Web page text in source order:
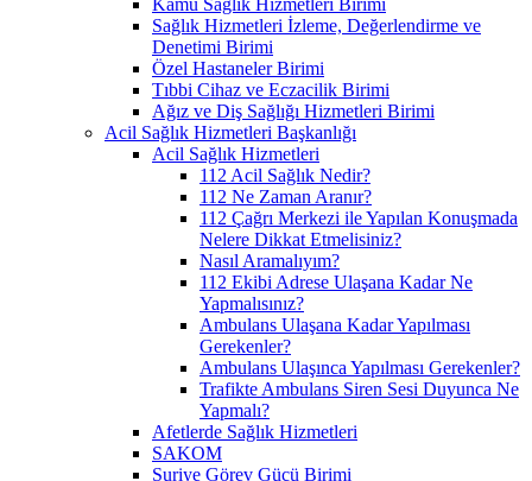
Sağlık Hizmetleri İzleme, Değerlendirme ve
Denetimi Birimi
Özel Hastaneler Birimi
Tıbbi Cihaz ve Eczacilik Birimi
Ağız ve Diş Sağlığı Hizmetleri Birimi
Acil Sağlık Hizmetleri Başkanlığı
Acil Sağlık Hizmetleri
112 Acil Sağlık Nedir?
112 Ne Zaman Aranır?
112 Çağrı Merkezi ile Yapılan Konuşmada
Nelere Dikkat Etmelisiniz?
Nasıl Aramalıyım?
112 Ekibi Adrese Ulaşana Kadar Ne
Yapmalısınız?
Ambulans Ulaşana Kadar Yapılması
Gerekenler?
Ambulans Ulaşınca Yapılması Gerekenler?
Trafikte Ambulans Siren Sesi Duyunca Ne
Yapmalı?
Afetlerde Sağlık Hizmetleri
SAKOM
Suriye Görev Gücü Birimi